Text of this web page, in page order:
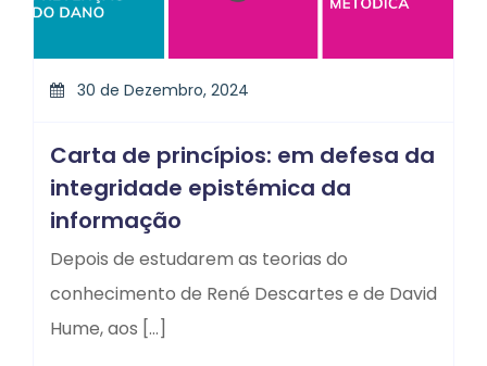
30 de Dezembro, 2024
Carta de princípios: em defesa da
integridade epistémica da
informação
Depois de estudarem as teorias do
conhecimento de René Descartes e de David
Hume, aos […]